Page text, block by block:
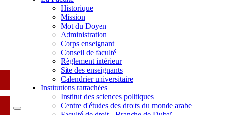
Historique
Mission
Mot du Doyen
Administration
Corps enseignant
Conseil de faculté
Règlement intérieur
Site des enseignants
Calendrier universitaire
Institutions rattachées
Institut des sciences politiques
Centre d'études des droits du monde arabe